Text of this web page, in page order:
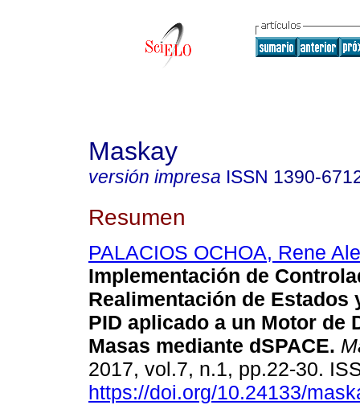
Maskay
versión impresa ISSN 1390-
Resumen
PALACIOS OCHOA, Rene
Implementación de
Realimentación de Estados
PID aplicado a un Motor de
Masas mediante dSPACE.
2017, vol.7, n.1, pp.22-30.
https://doi.org/10.24133/